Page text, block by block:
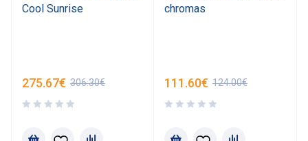
Cool Sunrise
306.30€
275.67€
chromas
124.00€
111.60€